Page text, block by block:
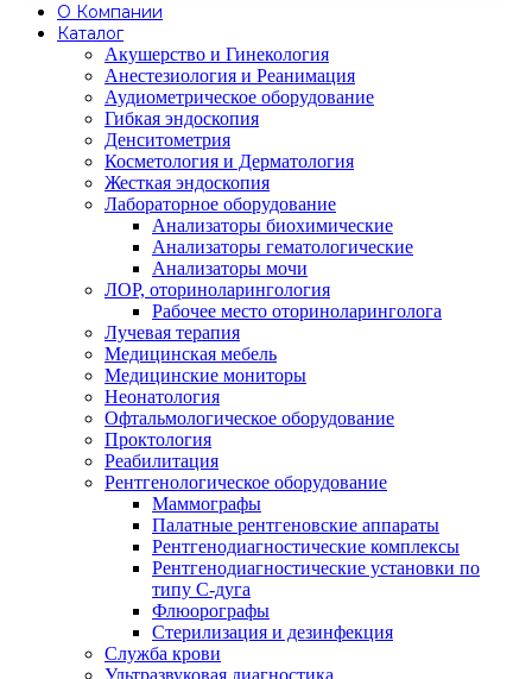
О Компании
Каталог
Акушерство и Гинекология
Анестезиология и Реанимация
Аудиометрическое оборудование
Гибкая эндоскопия
Денситометрия
Косметология и Дерматология
Жесткая эндоскопия
Лабораторное оборудование
Анализаторы биохимические
Анализаторы гематологические
Анализаторы мочи
ЛОР, оториноларингология
Рабочее место оториноларинголога
Лучевая терапия
Медицинская мебель
Медицинские мониторы
Неонатология
Офтальмологическое оборудование
Проктология
Реабилитация
Рентгенологическое оборудование
Маммографы
Палатные рентгеновские аппараты
Рентгенодиагностические комплексы
Рентгенодиагностические установки по
типу С-дуга
Флюорографы
Стерилизация и дезинфекция
Служба крови
Ультразвуковая диагностика